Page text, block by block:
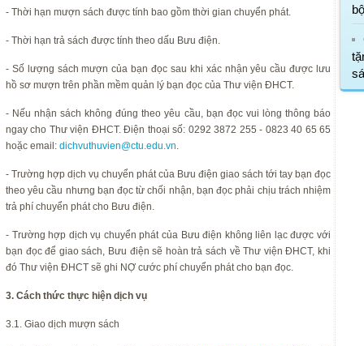
- Thời hạn mượn sách được tính bao gồm thời gian chuyển phát.
- Thời hạn trả sách được tính theo dấu Bưu điện.
- Số lượng sách mượn của bạn đọc sau khi xác nhận yêu cầu được lưu
hồ sơ mượn trên phần mềm quản lý bạn đọc của Thư viện ĐHCT.
- Nếu nhận sách không đúng theo yêu cầu, bạn đọc vui lòng thông báo
ngay cho Thư viện ĐHCT. Điện thoại số: 0292 3872 255 - 0823 40 65 65
hoặc email: dichvuthuvien@ctu.edu.vn.
- Trường hợp dịch vụ chuyển phát của Bưu điện giao sách tới tay bạn đọc
theo yêu cầu nhưng bạn đọc từ chối nhận, bạn đọc phải chịu trách nhiệm
trả phí chuyển phát cho Bưu điện.
- Trường hợp dịch vụ chuyển phát của Bưu điện không liên lạc được với
bạn đọc để giao sách, Bưu điện sẽ hoàn trả sách về Thư viện ĐHCT, khi
đó Thư viện ĐHCT sẽ ghi NỢ cước phí chuyển phát cho bạn đọc.
3. Cách thức thực hiện dịch vụ
3.1. Giao dịch mượn sách
bộ